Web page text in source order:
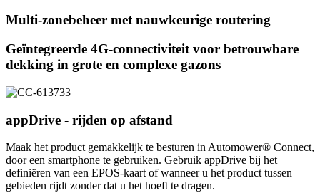
Multi-zonebeheer met nauwkeurige routering
Geïntegreerde 4G-connectiviteit voor betrouwbare
dekking in grote en complexe gazons
appDrive - rijden op afstand
Maak het product gemakkelijk te besturen in Automower® Connect,
door een smartphone te gebruiken. Gebruik appDrive bij het
definiëren van een EPOS-kaart of wanneer u het product tussen
gebieden rijdt zonder dat u het hoeft te dragen.